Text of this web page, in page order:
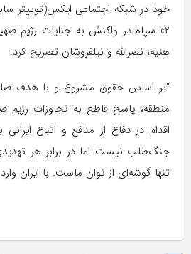
خود در شبکه اجتماعی ایکس(توییتر
۲» سپاه در واکنش به جنایات رژیم
هنیه، نصرالله و نیلفروشان تصریح کرد:
“بر اساس حقوق مشروع و با هدف
منطقه، پاسخ قاطع به تجاوزات رژیم
اقدام در دفاع از منافع و اتباع ایرانی
جنگ‌طلب نیست اما در برابر هر
تنها گوشه‌ای از توان ماست. با ایران